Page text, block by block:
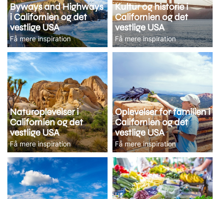
Byways and Highways
i Californien og det
vestlige USA
Få mere inspiration
Kultur og historie i
Californien og det
vestlige USA
Få mere inspiration
Naturoplevelser i
Californien og det
vestlige USA
Få mere inspiration
Oplevelser for familien i
Californien og det
vestlige USA
Få mere inspiration